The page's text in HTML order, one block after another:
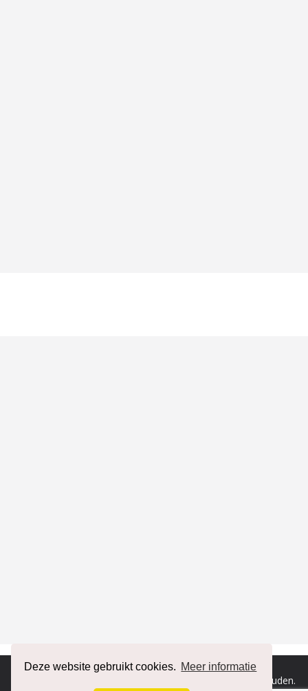
Deze website gebruikt cookies. Meer informatie
. Alle rechten voorbehouden.